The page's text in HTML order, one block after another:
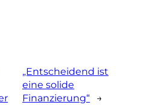
„Entscheidend ist
eine solide
Finanzierung“ →